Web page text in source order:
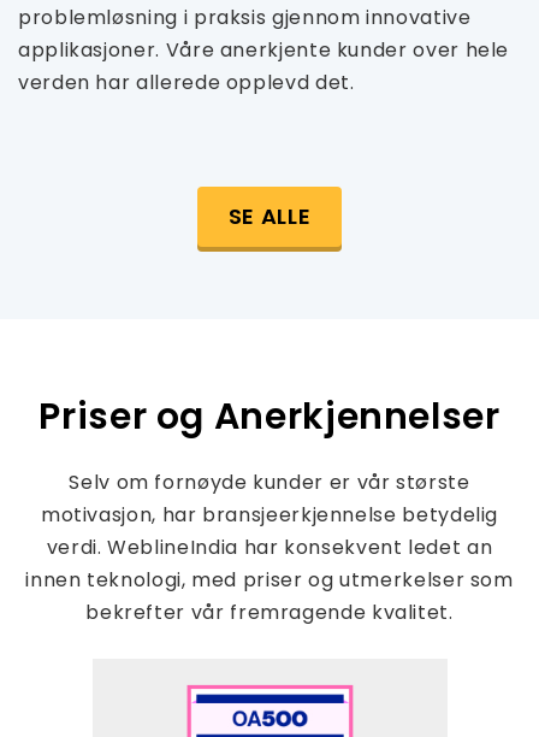
problemløsning i praksis gjennom innovative
applikasjoner. Våre anerkjente kunder over hele
verden har allerede opplevd det.
SE ALLE
Priser og Anerkjennelser
Selv om fornøyde kunder er vår største
motivasjon, har bransjeerkjennelse betydelig
verdi. WeblineIndia har konsekvent ledet an
innen teknologi, med priser og utmerkelser som
bekrefter vår fremragende kvalitet.